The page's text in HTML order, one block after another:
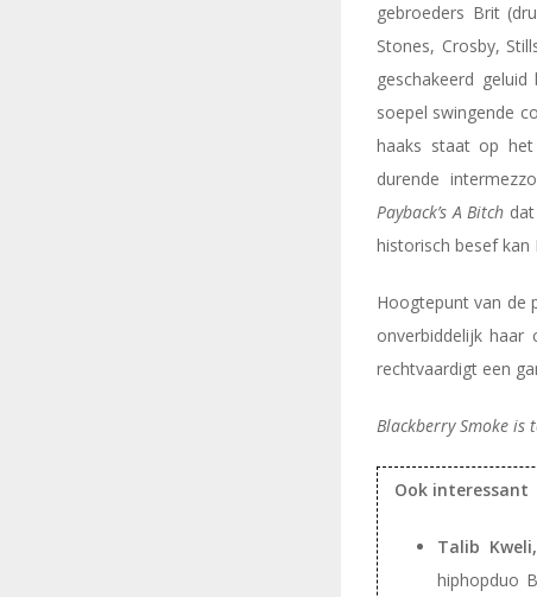
gebroeders Brit
Stones, Crosby,
geschakeerd
soepel swingende
haaks staat op het
durende
Payback’s A Bitch
historisch besef
Hoogtepunt van de
onverbiddelijk haar
rechtvaardigt een
Blackberry Smoke is
Ook interessant
Talib
hiphopduo